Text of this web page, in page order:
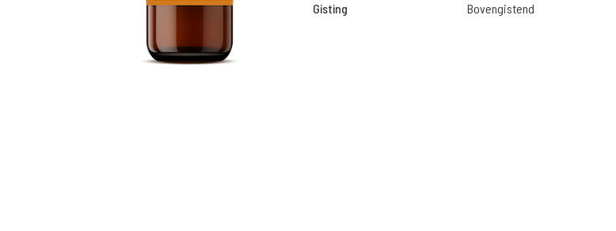
Gisting
Bovengistend